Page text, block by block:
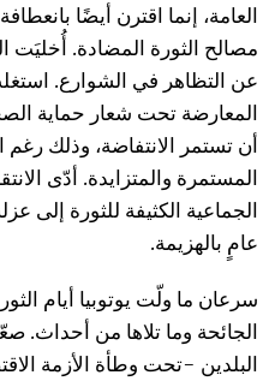
العامة، إنما اقترن أيضًا
مصالح الثورة المضادة.
عن التظاهر في الشوارع.
المعارضة تحت شعار حماية
أن تستمر الانتفاضة، وذلك رغم
المستمرة والمتزايدة. أدّى
الجماعية الكثيفة للثورة إلى
عامٍ بالهزيمة.
سرعان ما ولّت يوتوبيا أيام
الجائحة وما تلاها من أحداث.
البلدين -تحت وطأة الأزمة